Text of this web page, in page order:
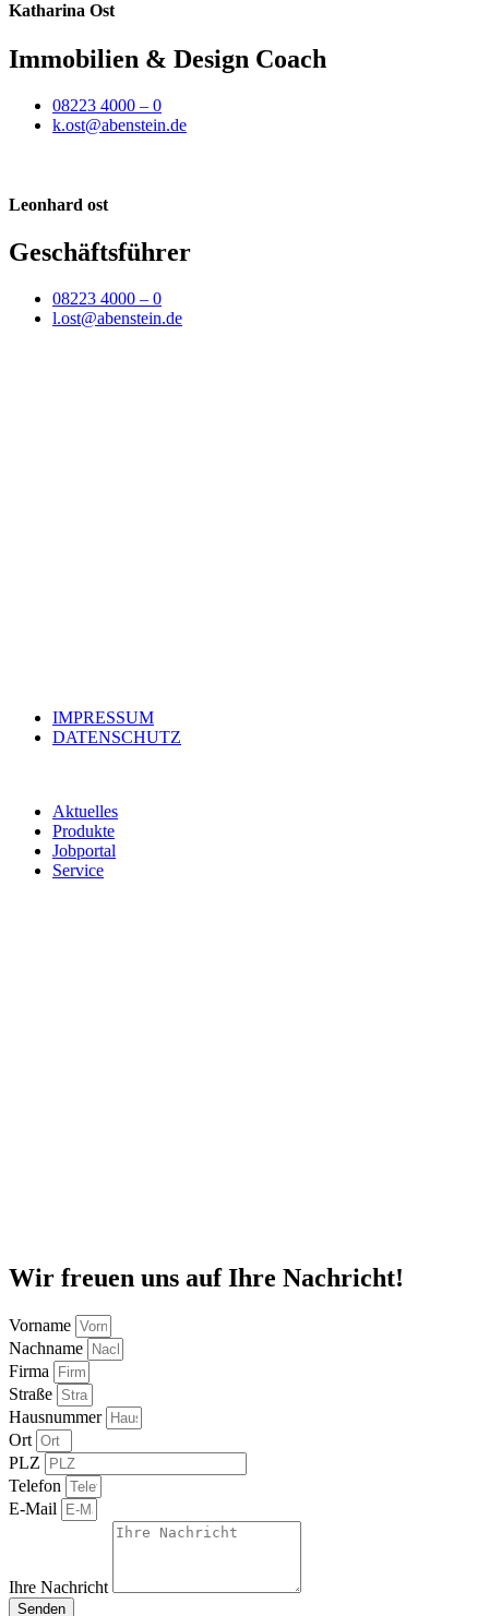
Katharina Ost
Immobilien & Design Coach
08223 4000 – 0
k.ost@abenstein.de
Leonhard ost
Geschäftsführer
08223 4000 – 0
l.ost@abenstein.de
IMPRESSUM
DATENSCHUTZ
Aktuelles
Produkte
Jobportal
Service
Wir freuen uns auf Ihre Nachricht!
Vorname
Nachname
Firma
Straße
Hausnummer
Ort
PLZ
Telefon
E-Mail
Ihre Nachricht
Senden